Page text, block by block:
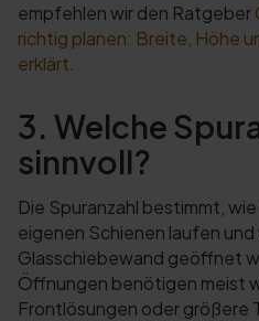
empfehlen wir den Ratgeber
richtig planen: Breite, Höhe
erklärt
3. Welche
sinnvoll?
Die Spuranzahl bestimmt,
eigenen Schienen laufen
Glasschiebewand geöffnet
Öffnungen benötigen meist
Frontlösungen oder größere